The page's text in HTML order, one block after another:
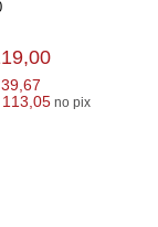
113,05 no pix